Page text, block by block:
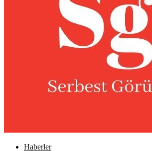
Haberler